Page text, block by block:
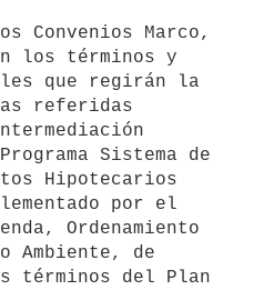
Convenios Marco,
los términos y
que regirán la
referidas
Sistema de
Hipotecarios
por el
Ordenamiento
Ambiente, de
términos del Plan